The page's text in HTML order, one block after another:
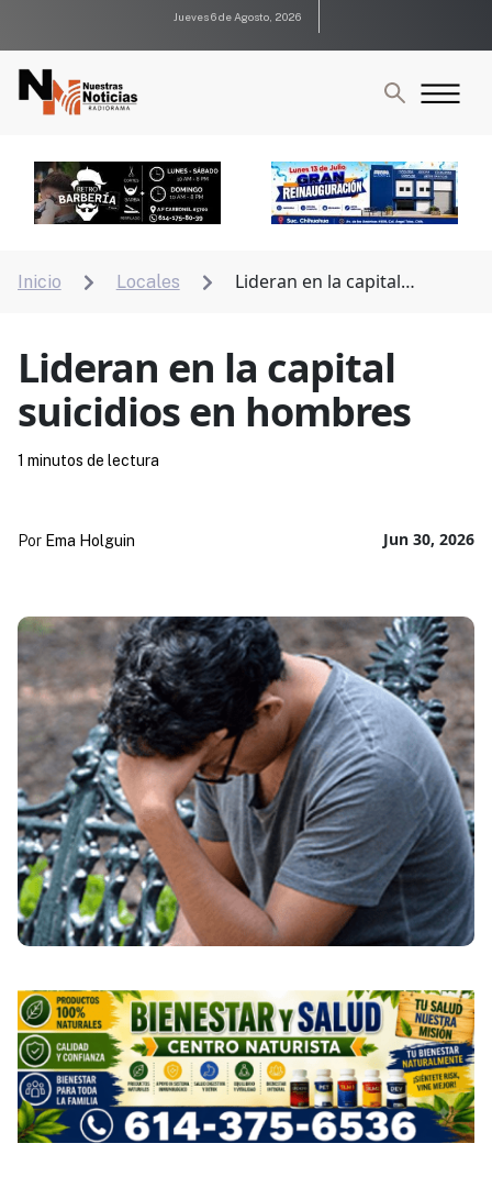
Jueves 6 de Agosto, 2026
Inicio  Locales 
Lideran en la capital
Lideran en la capital
suicidios en hombres
Jun 30, 2026
Por Ema Holguin
1 minutos de lectura